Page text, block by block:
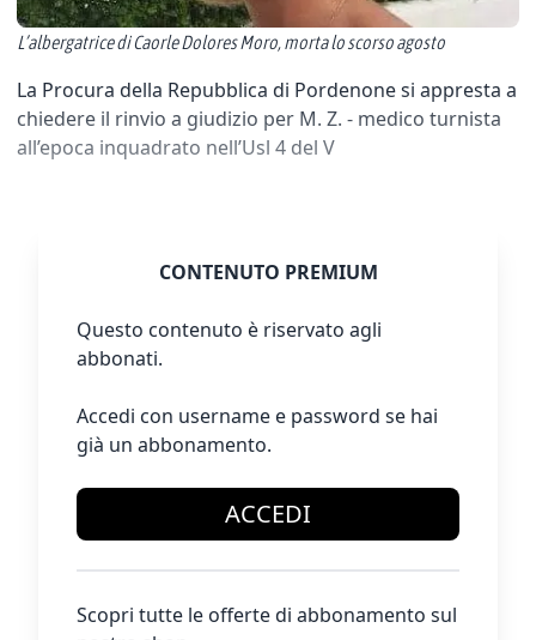
L’albergatrice di Caorle Dolores Moro, morta lo scorso agosto
La Procura della Repubblica di Pordenone si appresta a
chiedere il rinvio a giudizio per M. Z. - medico turnista
all’epoca inquadrato nell’Usl 4 del V
CONTENUTO PREMIUM
Questo contenuto è riservato agli
abbonati.
Accedi con username e password se hai
già un abbonamento.
ACCEDI
Scopri tutte le offerte di abbonamento sul